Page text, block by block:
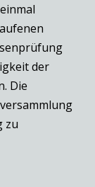
der
Die
zu